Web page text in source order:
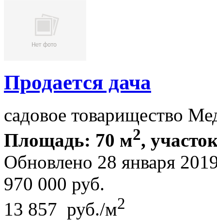
Продается дача
садовое товарищество
Площадь: 70 м2,
Обновлено 28 января
970 000 руб.
13 857 руб./м2